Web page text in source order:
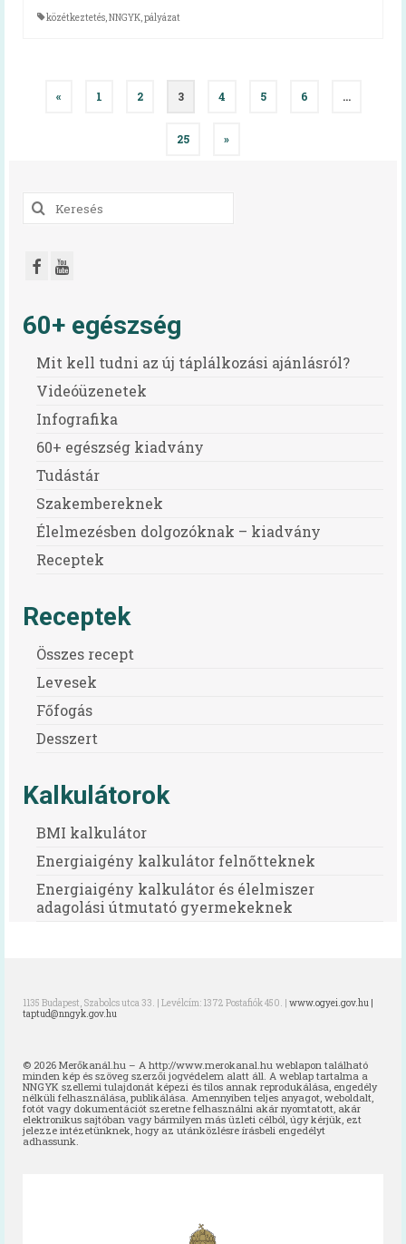
közétkeztetés,NNGYK,pályázat
Bejegyzés
« 1 2 3 4 5 6 …
25 »
Keresés
a
60+ egészség
Mit kell tudni az új táplálkozási ajánlásról?
Videóüzenetek
Infografika
60+ egészség kiadvány
Tudástár
Szakembereknek
Élelmezésben dolgozóknak – kiadvány
Receptek
Receptek
Összes recept
Levesek
Főfogás
Desszert
Kalkulátorok
BMI kalkulátor
Energiaigény kalkulátor felnőtteknek
Energiaigény kalkulátor és élelmiszer
adagolási útmutató gyermekeknek
1135 Budapest, Szabolcs utca 33. | Levélcím: 1372 Postafiók 450. | www.ogyei.gov.hu |
taptud@nngyk.gov.hu
© 2026 Merőkanál.hu – A http://www.merokanal.hu weblapon található
minden kép és szöveg szerzői jogvédelem alatt áll. A weblap tartalma a
NNGYK szellemi tulajdonát képezi és tilos annak reprodukálása, engedély
nélküli felhasználása, publikálása. Amennyiben teljes anyagot, weboldalt,
fotót vagy dokumentációt szeretne felhasználni akár nyomtatott, akár
elektronikus sajtóban vagy bármilyen más üzleti célból, úgy kérjük, ezt
jelezze intézetünknek, hogy az utánközlésre írásbeli engedélyt
adhassunk.